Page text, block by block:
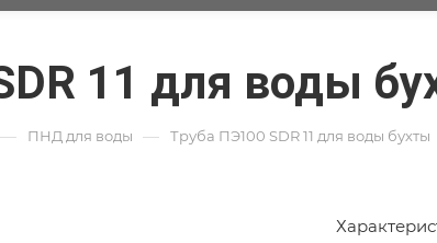
11 для воды
— ПНД для воды — Труба ПЭ100 SDR 11 для воды бухты